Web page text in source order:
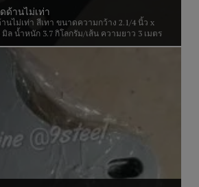
ด้านไม่เท่า
นไม่เท่า สีเทา ขนาดความกว้าง 2.1/4 นิ้ว x
ล น้ำหนัก 3.7 กิโลกรัม/เส้น ความยาว 3 เมตร